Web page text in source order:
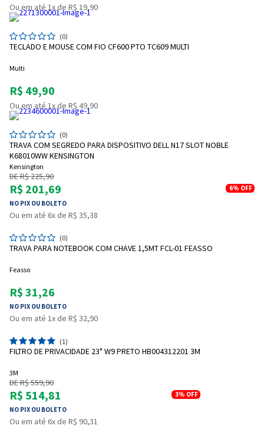
Ou em até 1x de R$ 19,90
(0)
TECLADO E MOUSE COM FIO CF600 PTO TC609 MULTI
Multi
R$ 49,90
Ou em até 1x de R$ 49,90
(0)
TRAVA COM SEGREDO PARA DISPOSITIVO DELL N17 SLOT NOBLE
K68010WW KENSINGTON
Kensington
DE R$ 225,90
R$ 201,69
NO PIX OU BOLETO
6% OFF
Ou em até 6x de R$ 35,38
(0)
TRAVA PARA NOTEBOOK COM CHAVE 1,5MT FCL-01 FEASSO
Feasso
R$ 31,26
NO PIX OU BOLETO
Ou em até 1x de R$ 32,90
(1)
FILTRO DE PRIVACIDADE 23" W9 PRETO HB004312201 3M
3M
DE R$ 559,90
R$ 514,81
NO PIX OU BOLETO
3% OFF
Ou em até 6x de R$ 90,31